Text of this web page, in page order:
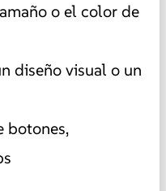
o el color de
diseño visual o un
botones,